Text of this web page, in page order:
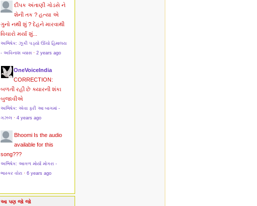
દીપક અંતાણી ગોડસે ને
શેની તક ? હત્યા એ
ગુનો નથી શું ? દેહને મારવાથી
વિચારો મર્યા શું...
અભિષેક: ઝૂકી પડ્યો ઊંચો હિમાલય
- અવિનાશ વ્યાસ · 2 years ago
OneVoiceIndia
CORRECTION:
બળતી રહી છે ક્યારની શંકા
બુજાવીએ
અભિષેક: એવા ફરી આ બાગમાં -
ગઝલ · 4 years ago
Bhoomi Is the audio
available for this
song???
અભિષેક: આગળ મોર્યા મોગરા -
ભાસ્કર વોરા · 6 years ago
આ પણ જો જો